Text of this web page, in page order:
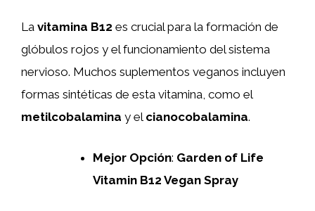
La vitamina B12 es crucial para la formación de
glóbulos rojos y el funcionamiento del sistema
nervioso. Muchos suplementos veganos incluyen
formas sintéticas de esta vitamina, como el
metilcobalamina y el cianocobalamina.
Mejor Opción: Garden of Life
Vitamin B12 Vegan Spray